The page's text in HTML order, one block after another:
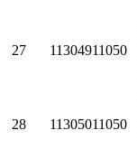
27 11304911050
28 11305011050